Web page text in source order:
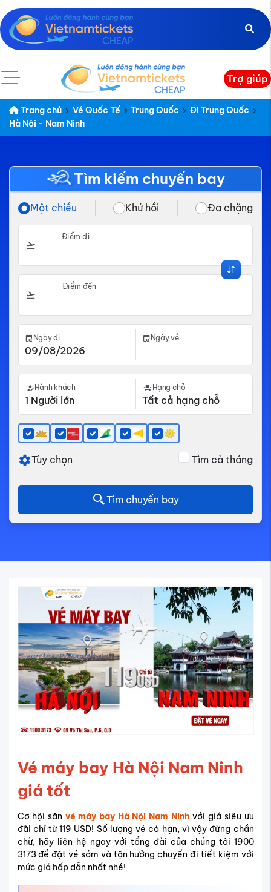
Trợ giúp
Trang chủ Vé Quốc Tế Trung Quốc
Đi Trung Quốc
Hà Nội - Nam Ninh
Tìm kiếm chuyến bay
Một chiều Khứ hồi Đa chặng
Điểm đi
Điểm đến
Ngày đi Ngày về
Hành khách Hạng chỗ
Tùy chọn Tìm cả tháng
Tìm chuyến bay
Vé máy bay Hà Nội Nam Ninh
giá tốt
Cơ hội săn vé máy bay Hà Nội Nam Ninh với giá siêu ưu
đãi chỉ từ 119 USD! Số lượng vé có hạn, vì vậy đừng chần
chừ, hãy liên hệ ngay với tổng đài của chúng tôi 1900
3173 để đặt vé sớm và tận hưởng chuyến đi tiết kiệm với
mức giá hấp dẫn nhất nhé!